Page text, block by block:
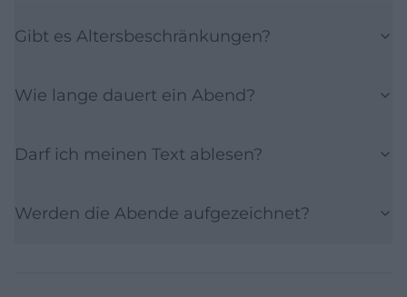
Gibt es Altersbeschränkungen?
Wie lange dauert ein Abend?
Darf ich meinen Text ablesen?
Werden die Abende aufgezeichnet?